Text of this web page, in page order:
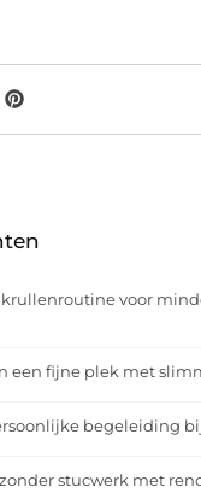
krullenroutine voor
een fijne plek met
begeleiding
stucwerk met